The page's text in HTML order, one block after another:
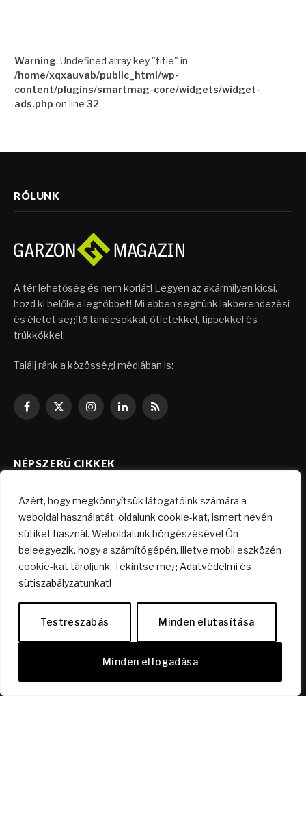
Azért, hogy megkönnyítsük látogatóink számára a
weboldal használatát, oldalunk cookie-kat, ismert nevén
sütiket használ. Weboldalunk böngészésével Ön
beleegyezik, hogy a számítógépén, illetve mobil eszközén
cookie-kat tároljunk. Tekintse meg Adatvédelmi és
sütiszabályzatunkat!
Testreszabás Minden elutasítása
Minden elfogadása
Warning: Undefined array key "title" in
/home/xqxauvab/public_html/wp-
content/plugins/smartmag-core/widgets/widget-
ads.php on line 32
RÓLUNK
A tér lehetőség és nem korlát! Legyen az akármilyen kicsi,
hozd ki belőle a legtöbbet! Mi ebben segítünk lakberendezési
és életet segítő tanácsokkal, ötletekkel, tippekkel és
trükkökkel.
Találj ránk a közösségi médiában is:
Facebook
X
InstagramLinkedInRSS
NÉPSZERŰ CIKKEK
Költségkímélő felújítási ötletek
Nyitott terű lakás? Mire jó az?
Dísz a polcon vagy élmény a mélyben? – A bor,
ami kimozdít!